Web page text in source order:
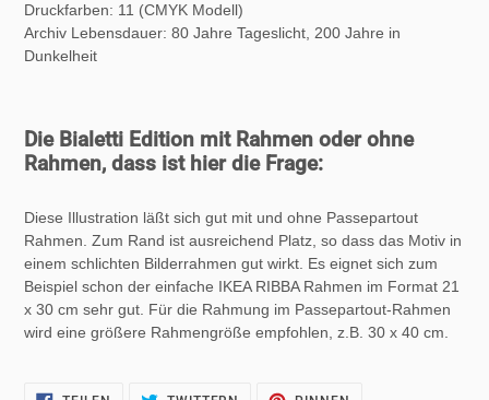
Druckfarben: 11 (CMYK Modell)
Archiv Lebensdauer: 80 Jahre Tageslicht, 200 Jahre in
Dunkelheit
Die Bialetti Edition mit Rahmen oder ohne
Rahmen, dass ist hier die Frage:
Diese Illustration läßt sich gut mit und ohne Passepartout
Rahmen. Zum Rand ist ausreichend Platz, so dass das Motiv in
einem schlichten Bilderrahmen gut wirkt. Es eignet sich zum
Beispiel schon der einfache IKEA RIBBA Rahmen im Format 21
x 30 cm sehr gut. Für die Rahmung im Passepartout-Rahmen
wird eine größere Rahmengröße empfohlen, z.B. 30 x 40 cm.